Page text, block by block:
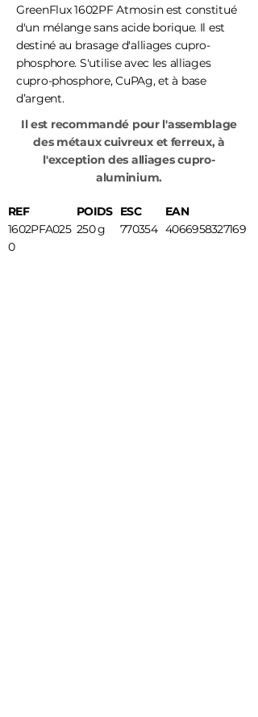
GreenFlux 1602PF Atmosin est constitué
d'un mélange sans acide borique. Il est
destiné au brasage d'alliages cupro-
phosphore. S'utilise avec les alliages
cupro-phosphore, CuPAg, et à base
d’argent.
Il est recommandé pour l'assemblage
des métaux cuivreux et ferreux, à
l'exception des alliages cupro-
aluminium.
REF
1602PFA025
0
POIDS
250 g
ESC
770354
EAN
4066958327169